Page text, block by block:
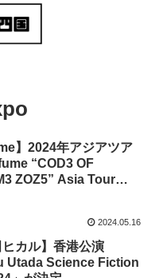
】2024年アジアツア
“COD3 OF
ZOZ5” Asia Tour
2024.05.16
ヒカル】香港公演
Utada Science Fiction